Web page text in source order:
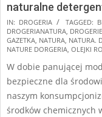
naturalne
2024-
12-
28
IN: DROGERIA TAGGED:
DROGERIANATURA,
GAZETKA, NATURA, NATURA.
NATURE DORGERIA, OLEJKI
W dobie panującej
bezpieczne dla
naszym
środków chemicznych